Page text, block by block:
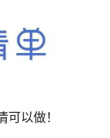
以做！